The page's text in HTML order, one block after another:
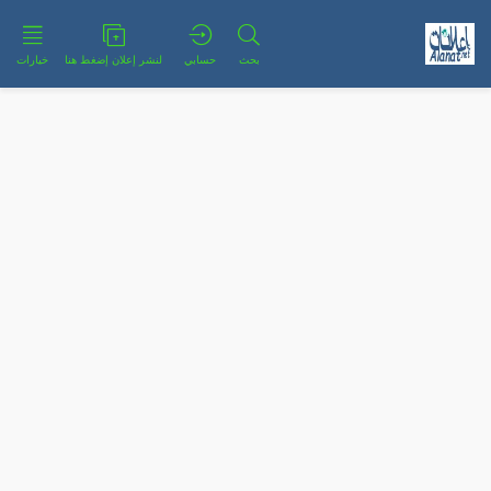
بحث حسابي لنشر إعلان إضغط هنا خيارات